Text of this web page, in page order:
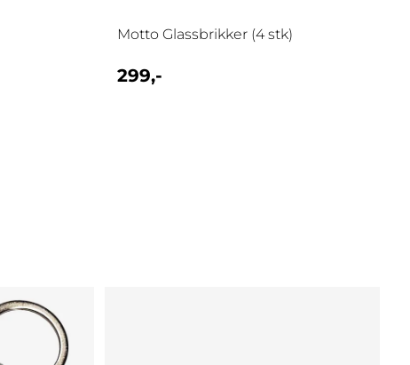
Motto Glassbrikker (4 stk)
299,-